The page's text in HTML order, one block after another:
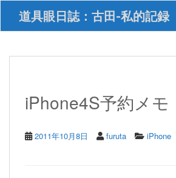
i
道具眼日誌：古田-私的記録
iPhone4S予約メモ
2011年10月8日 furuta iPhone